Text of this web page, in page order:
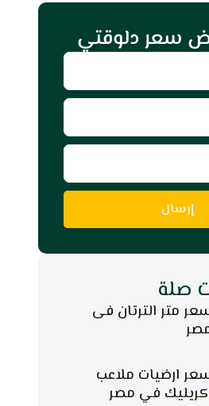
سعر دلوقتي
إرسال
صلة
متر الترتان فى
ارضيات ملاعب
في مصر